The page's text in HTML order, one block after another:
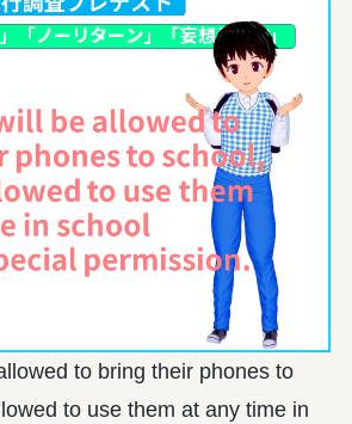
to bring their phones to
to use them at any time in